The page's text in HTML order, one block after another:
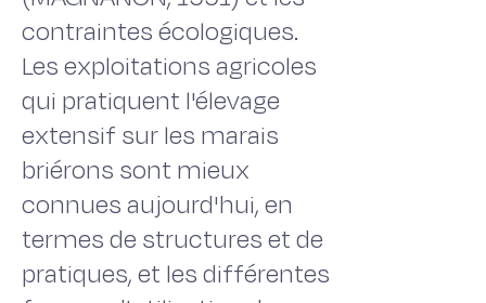
contraintes écologiques.
Les exploitations agricoles
qui pratiquent l'élevage
extensif sur les marais
briérons sont mieux
connues aujourd'hui, en
termes de structures et de
pratiques, et les différentes